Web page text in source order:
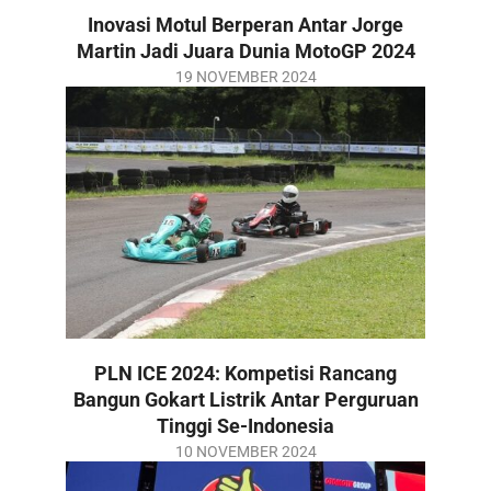
Inovasi Motul Berperan Antar Jorge
Martin Jadi Juara Dunia MotoGP 2024
19
19 NOVEMBER 2024
PLN ICE 2024: Kompetisi Rancang
Bangun Gokart Listrik Antar Perguruan
Tinggi Se-Indonesia
11-
10 NOVEMBER 2024